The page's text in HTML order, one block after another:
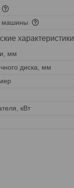
машины
характеристики
мм
диска, мм
кВт